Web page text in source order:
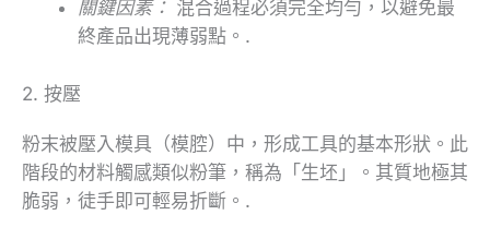
關鍵因素： 混合過程必須完全均勻，以避免最
終產品出現薄弱點。.
2. 按壓
粉末被壓入模具（模腔）中，形成工具的基本形狀。此
階段的材料觸感類似粉筆，稱為「生坯」。其質地極其
脆弱，徒手即可輕易折斷。.